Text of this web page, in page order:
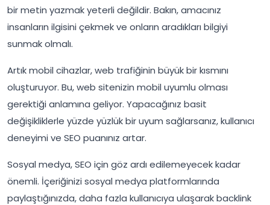
bir metin yazmak yeterli değildir. Bakın, amacınız
insanların ilgisini çekmek ve onların aradıkları bilgiyi
sunmak olmalı.
Artık mobil cihazlar, web trafiğinin büyük bir kısmını
oluşturuyor. Bu, web sitenizin mobil uyumlu olması
gerektiği anlamına geliyor. Yapacağınız basit
değişikliklerle yüzde yüzlük bir uyum sağlarsanız, kullanıcı
deneyimi ve SEO puanınız artar.
Sosyal medya, SEO için göz ardı edilemeyecek kadar
önemli. İçeriğinizi sosyal medya platformlarında
paylaştığınızda, daha fazla kullanıcıya ulaşarak backlink